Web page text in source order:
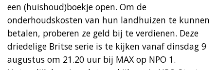
een (huishoud)boekje open. Om de
onderhoudskosten van hun landhuizen te kunnen
betalen, proberen ze geld bij te verdienen. Deze
driedelige Britse serie is te kijken vanaf dinsdag 9
augustus om 21.20 uur bij MAX op NPO 1.